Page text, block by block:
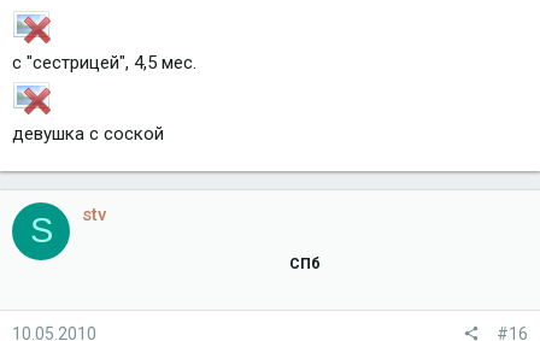
с "сестрицей", 4,5 мес.
девушка с соской
S stv
СПб
10.05.2010 #16